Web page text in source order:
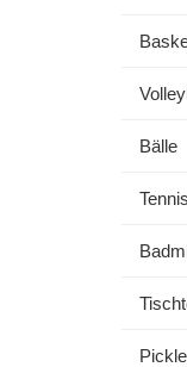
Bälle
Tennis